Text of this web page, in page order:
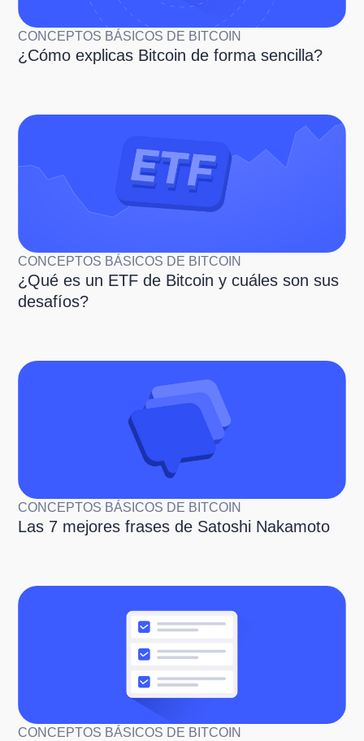
CONCEPTOS BÁSICOS DE BITCOIN
¿Cómo explicas Bitcoin de forma sencilla?
CONCEPTOS BÁSICOS DE BITCOIN
¿Qué es un ETF de Bitcoin y cuáles son sus
desafíos?
CONCEPTOS BÁSICOS DE BITCOIN
Las 7 mejores frases de Satoshi Nakamoto
CONCEPTOS BÁSICOS DE BITCOIN